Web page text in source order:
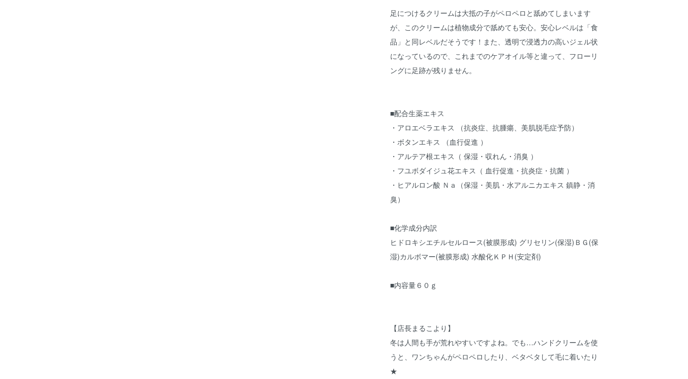
足につけるクリームは大抵の子がペロペロと舐めてしまいます
が、このクリームは植物成分で舐めても安心。安心レベルは「食
品」と同レベルだそうです！また、透明で浸透力の高いジェル状
になっているので、これまでのケアオイル等と違って、フローリ
ングに足跡が残りません。
■配合生薬エキス
・アロエベラエキス （抗炎症、抗腫瘍、美肌脱毛症予防）
・ボタンエキス （血行促進 ）
・アルテア根エキス（ 保湿・収れん・消臭 ）
・フユボダイジュ花エキス（ 血行促進・抗炎症・抗菌 ）
・ヒアルロン酸 Ｎａ（保湿・美肌・水アルニカエキス 鎮静・消
臭）
■化学成分内訳
ヒドロキシエチルセルロース(被膜形成) グリセリン(保湿)ＢＧ(保
湿)カルボマー(被膜形成) 水酸化ＫＰＨ(安定剤)
■内容量６０ｇ
【店長まるこより】
冬は人間も手が荒れやすいですよね。でも…ハンドクリームを使
うと、ワンちゃんがペロペロしたり、ベタベタして毛に着いたり
★